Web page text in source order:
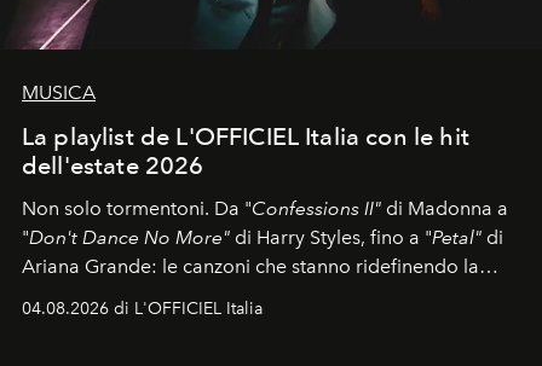
MUSICA
La playlist de L'OFFICIEL Italia con le hit
dell'estate 2026
Non solo tormentoni. Da "Confessions II" di Madonna a
"Don't Dance No More" di Harry Styles, fino a "Petal" di
Ariana Grande: le canzoni che stanno ridefinendo la
colonna sonora della stagione.
04.08.2026 di L'OFFICIEL Italia